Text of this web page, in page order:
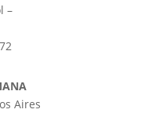
–
Aires